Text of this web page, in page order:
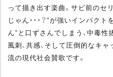
って描き出す楽曲。サビ前のセ
じゃん・・・？”が強いインパク
ん”と口ずさんでしまう、中毒性
風刺、共感、そして圧倒的なキ
流の現代社会賛歌です。